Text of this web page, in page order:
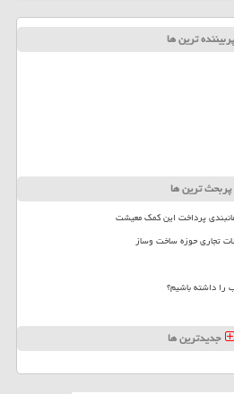
پربیننده ترین ها
پربحث ترین ها
پرداخت این کمک معیشت
را داشته باشیم؟
جدیدترین ها